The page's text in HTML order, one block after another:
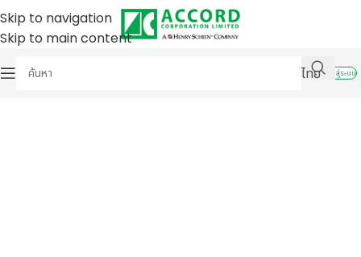
Skip to navigation
Skip to main content
ไทย
เข้าสู่ระบบ